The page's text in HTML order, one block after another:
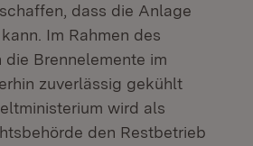
dass die Anlage
Im Rahmen des
die Brennelemente im
zuverlässig gekühlt
wird als
den Restbetrieb